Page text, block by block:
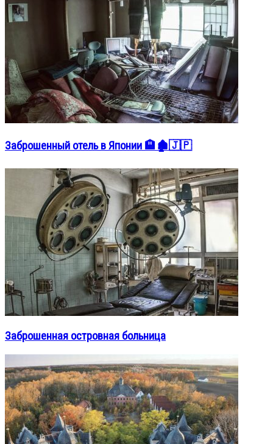
Заброшенный отель в Японии 🏨🏚️🇯🇵
Заброшенная островная больница